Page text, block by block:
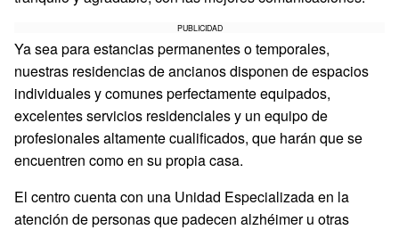
PUBLICIDAD
Ya sea para estancias permanentes o temporales,
nuestras residencias de ancianos disponen de espacios
individuales y comunes perfectamente equipados,
excelentes servicios residenciales y un equipo de
profesionales altamente cualificados, que harán que se
encuentren como en su propia casa.
El centro cuenta con una Unidad Especializada en la
atención de personas que padecen alzhéimer u otras